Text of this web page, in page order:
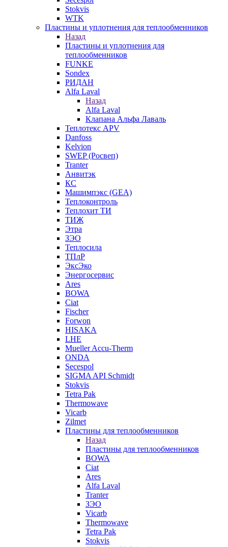
Stokvis
WTK
Пластины и уплотнения для теплообменников
Назад
Пластины и уплотнения для
теплообменников
FUNKE
Sondex
РИДАН
Alfa Laval
Назад
Alfa Laval
Клапана Альфа Лаваль
Теплотекс APV
Danfoss
Kelvion
SWEP (Росвеп)
Tranter
Анвитэк
КС
Машимпэкс (GEA)
Теплоконтроль
Теплохит ТИ
ТИЖ
Этра
ЗЭО
Теплосила
ТПлР
ЭксЭко
Энергосервис
Ares
BOWA
Ciat
Fischer
Forwon
HISAKA
LHE
Mueller Accu-Therm
ONDA
Secespol
SIGMA API Schmidt
Stokvis
Tetra Pak
Thermowave
Vicarb
Zilmet
Пластины для теплообменников
Назад
Пластины для теплообменников
BOWA
Ciat
Ares
Alfa Laval
Tranter
ЗЭО
Vicarb
Thermowave
Tetra Pak
Stokvis